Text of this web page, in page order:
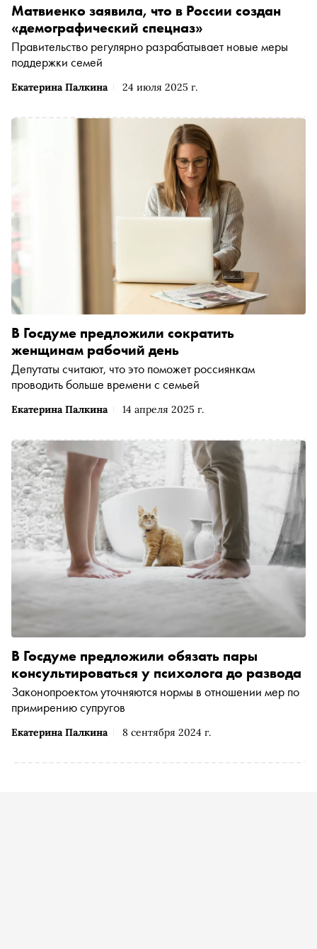
Екатерина Палкина 24 июля 2025 г.
Матвиенко заявила, что в России создан
«демографический спецназ»
Правительство регулярно разрабатывает новые меры
поддержки семей
Екатерина Палкина 14 апреля 2025 г.
В Госдуме предложили сократить
женщинам рабочий день
Депутаты считают, что это поможет россиянкам
проводить больше времени с семьей
Екатерина Палкина 8 сентября 2024 г.
В Госдуме предложили обязать пары
консультироваться у психолога до развода
Законопроектом уточняются нормы в отношении мер по
примирению супругов